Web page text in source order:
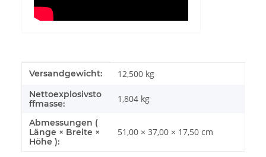
Produkteigenschaft
Wert
Versandgewicht: 12,500 kg
Nettoexplosivsto
ffmasse:
1,804 kg
Abmessungen (
Länge × Breite ×
Höhe ):
51,00 × 37,00 × 17,50 cm